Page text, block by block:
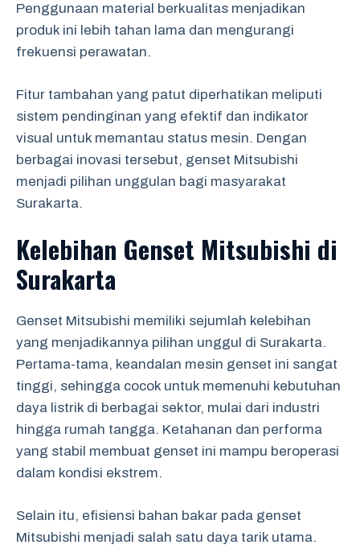
Penggunaan material berkualitas menjadikan
produk ini lebih tahan lama dan mengurangi
frekuensi perawatan.
Fitur tambahan yang patut diperhatikan meliputi
sistem pendinginan yang efektif dan indikator
visual untuk memantau status mesin. Dengan
berbagai inovasi tersebut, genset Mitsubishi
menjadi pilihan unggulan bagi masyarakat
Surakarta.
Kelebihan Genset Mitsubishi di
Surakarta
Genset Mitsubishi memiliki sejumlah kelebihan
yang menjadikannya pilihan unggul di Surakarta.
Pertama-tama, keandalan mesin genset ini sangat
tinggi, sehingga cocok untuk memenuhi kebutuhan
daya listrik di berbagai sektor, mulai dari industri
hingga rumah tangga. Ketahanan dan performa
yang stabil membuat genset ini mampu beroperasi
dalam kondisi ekstrem.
Selain itu, efisiensi bahan bakar pada genset
Mitsubishi menjadi salah satu daya tarik utama.